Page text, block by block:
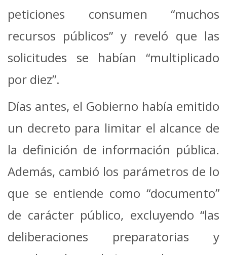
peticiones consumen “muchos
recursos públicos” y reveló que las
solicitudes se habían “multiplicado
por diez”.
Días antes, el Gobierno había emitido
un decreto para limitar el alcance de
la definición de información pública.
Además, cambió los parámetros de lo
que se entiende como “documento”
de carácter público, excluyendo “las
deliberaciones preparatorias y